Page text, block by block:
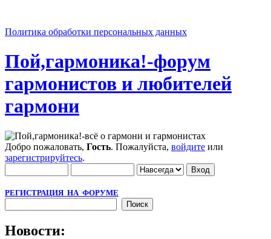
Политика обработки персональных данных
Пой,гармоника!-форум
гармонистов и любителей
гармони
Добро пожаловать, Гость. Пожалуйста, войдите или
зарегистрируйтесь.
РЕГИСТРАЦИЯ НА ФОРУМЕ
Новости: